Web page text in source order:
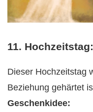
11.
Dieser Hochzeitstag
Beziehung gehärtet
Geschenkidee: